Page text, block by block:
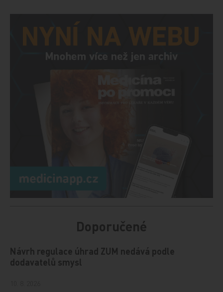
Doporučené
Návrh regulace úhrad ZUM nedává podle
dodavatelů smysl